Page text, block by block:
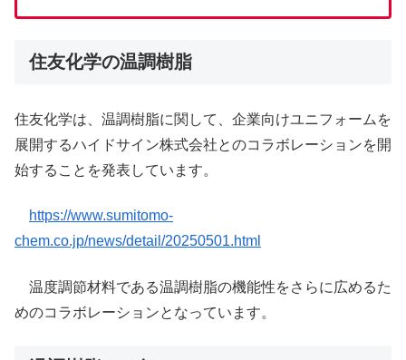
住友化学の温調樹脂
住友化学は、温調樹脂に関して、企業向けユニフォームを
展開するハイドサイン株式会社とのコラボレーションを開
始することを発表しています。
https://www.sumitomo-
chem.co.jp/news/detail/20250501.html
温度調節材料である温調樹脂の機能性をさらに広めるた
めのコラボレーションとなっています。